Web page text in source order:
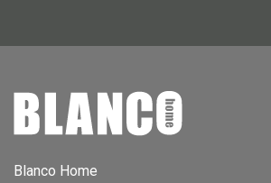
Vloerlamp
Wandlamp
Lampenkappen
Blanco Home